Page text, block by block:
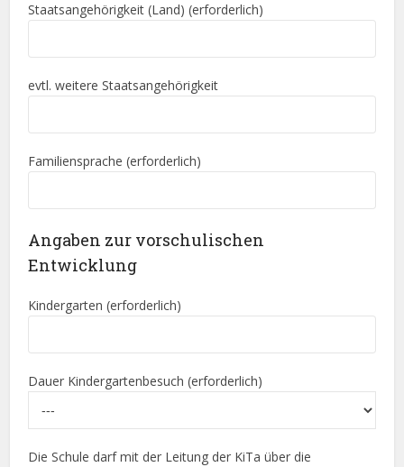
Staatsangehörigkeit (Land) (erforderlich)
evtl. weitere Staatsangehörigkeit
Familiensprache (erforderlich)
Angaben zur vorschulischen
Entwicklung
Kindergarten (erforderlich)
Dauer Kindergartenbesuch (erforderlich)
Die Schule darf mit der Leitung der KiTa über die